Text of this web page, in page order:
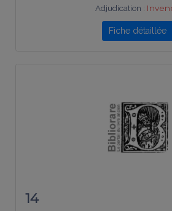
Adjudication :
Fiche détaillée
14